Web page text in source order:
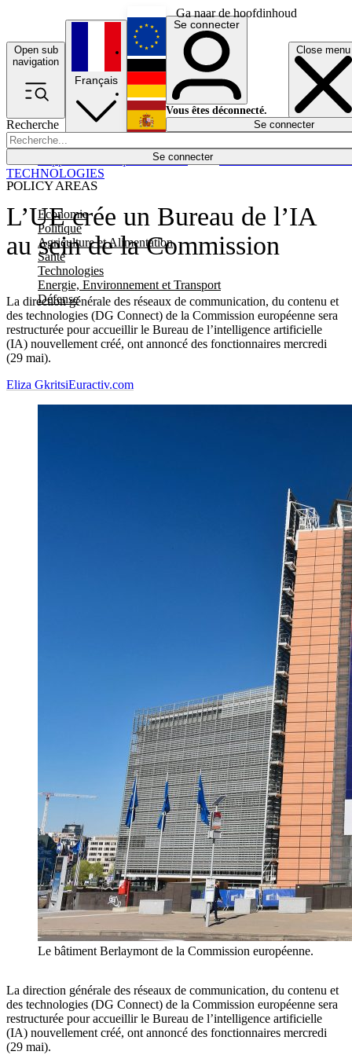
Ga naar de hoofdinhoud
Open sub
navigation
Close menu
Recherche
Se connecter
POLICY AREAS
Economie
Politique
Agriculture et Alimentation
Santé
Technologies
Energie, Environnement et Transport
Défense
Économie
Français
English
Deutsch
Español
Se connecter
Vous êtes déconnecté.
Se connecter
L’UE crée un Bureau de l’IA
au sein de la Commission
La direction générale des réseaux de communication, du contenu et
des technologies (DG Connect) de la Commission européenne sera
restructurée pour accueillir le Bureau de l’intelligence artificielle
(IA) nouvellement créé, ont annoncé des fonctionnaires mercredi
(29 mai).
TECHNOLOGIES
Eliza GkritsiEuractiv.com
Le bâtiment Berlaymont de la Commission européenne.
La direction générale des réseaux de communication, du contenu et
des technologies (DG Connect) de la Commission européenne sera
restructurée pour accueillir le Bureau de l’intelligence artificielle
(IA) nouvellement créé, ont annoncé des fonctionnaires mercredi
(29 mai).